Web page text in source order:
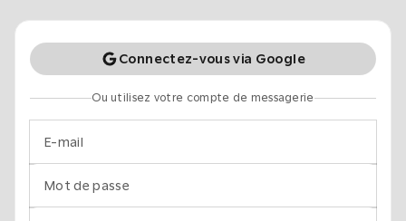
Connectez-vous via Google
Ou utilisez votre compte de messagerie
E-mail
Mot de passe